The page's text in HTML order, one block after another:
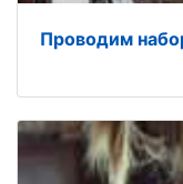
Проводим